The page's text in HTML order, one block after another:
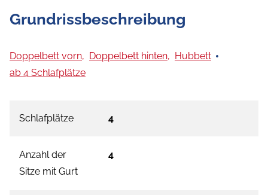
Grundrissbeschreibung
Doppelbett vorn, Doppelbett hinten, Hubbett
ab 4 Schlafplätze
Schlafplätze 4
Anzahl der
Sitze mit Gurt
4